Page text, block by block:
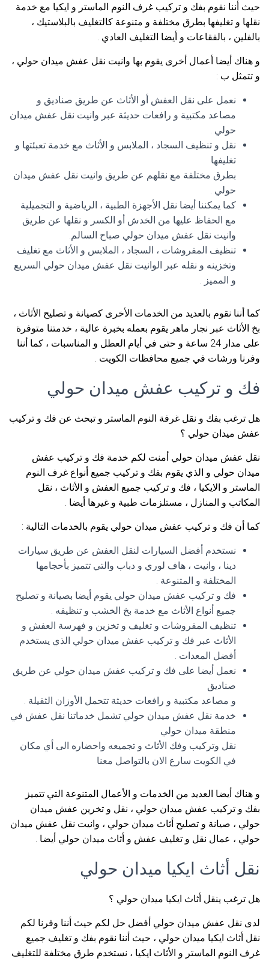
حيث أننا نقوم بفك و تركيب غرف النوم الماستر و ايكيا مع خدمة
نقلها و تغليفها بطرق مختلفة و متنوعة كالتغليف بالبلاستيك ،
بالفلين ، بالفقاعات و أيضا التغليف العادي .
و هناك أيضا أعمال أخرى يقوم بها وانيت نقل عفش ميدان حولي ،
و تتمثل ب :
نعمل على نقل العفش أو الأثاث عن طريق صناديق و
مصاعد مكتبية و رافعات حديثة عبر وانيت نقل عفش ميدان
حولي .
نقل و تنظيف السجاد ، الملابس و الأثاث مع خدمة تعبئتها و
تغليفها
بطرق مختلفة مع نقلهم عن طريق وانيت نقل عفش ميدان
حولي .
كما يمكننا أيضا نقل الأجهزة الطبية ، الرياضية و التجميلية
مع الحفاظ عليها من الخدش أو الكسر و نقلها عن طريق
وانيت نقل عفش ميدان حولي صباح السالم.
تنظيف المفروشات ، السجاد ، الملابس و الأثاث مع تغليف
وتخزينه و نقله عبر الوانيت نقل عفش ميدان حولي السريع
و المميز .
كما أننا نقوم بالعديد من الخدمات الأخرى كصيانة و تصليح الأثاث ،
بخ الأثاث عبر نجار ماهر يقوم بعمله بخبرة عالية ، خدمتنا متوفرة
على مدار 24 ساعة و حتى في أيام العطل و المناسبات ، كما أننا
وفرنا ورشات في جميع محافظات الكويت .
فك و تركيب عفش ميدان حولي
هل ترغب بفك و نقل غرفة النوم الماستر و تبحث عن فك و تركيب
عفش ميدان حولي ؟
نقل عفش ميدان حولي أمنت لكم خدمة فك و تركيب عفش
ميدان حولي و الذي يقوم بفك و تركيب جميع أنواع غرف النوم
الماستر و الايكيا ، فك و تركيب جميع العفش و الأثاث ، نقل
المكاتب و المنازل ، مستلزمات طبية و غيرها أيضا .
كما أن فك و تركيب عفش ميدان حولي يقوم بالخدمات التالية :
نستخدم أفضل السيارات لنقل العفش عن طريق سيارات
دينا ، وانيت ، هاف لوري و دباب والتي تتميز بأحجامها
المختلفة و المتنوعة .
فك و تركيب عفش ميدان حولي يقوم أيضا بصيانة و تصليح
جميع أنواع الأثاث مع خدمة بخ الخشب و تنظيفه .
تنظيف المفروشات و تغليف و تخزين و فهرسة العفش و
الأثاث عبر فك و تركيب عفش ميدان حولي الذي يستخدم
أفضل المعدات .
نعمل أيضا على فك و تركيب عفش ميدان حولي عن طريق
صناديق
و مصاعد مكتبية و رافعات حديثة تتحمل الأوزان الثقيلة .
خدمة نقل عفش ميدان حولي تشمل خدماتنا نقل عفش في
منطقة ميدان حولي
نقل وتركيب وفك الأثاث و تجميعه واحضاره الى أي مكان
في الكويت سارع الان بالتواصل معنا
و هناك أيضا العديد من الخدمات و الأعمال المتنوعة التي تتميز
بفك و تركيب عفش ميدان حولي ، نقل و تخرين عفش ميدان
حولي ، صيانة و تصليح أثاث ميدان حولي ، وانيت نقل عفش ميدان
حولي ، عمال نقل و تغليف عفش و أثاث ميدان حولي أيضا .
نقل أثاث ايكيا ميدان حولي
هل ترغب ينقل أثاث ايكيا ميدان حولي ؟
لدى نقل عفش ميدان حولي أفضل حل لكم حيث أننا وفرنا لكم
نقل أثاث ايكيا ميدان حولي ، حيث أننا نقوم بفك و تغليف جميع
غرف النوم الماستر و الأثاث ايكيا ، نستخدم طرق مختلفة للتغليف